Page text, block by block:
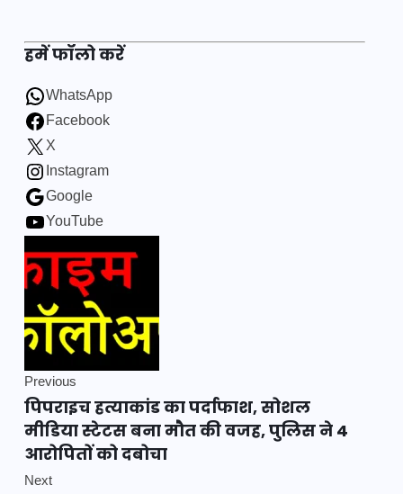
हमें फॉलो करें
WhatsApp
Facebook
X
Instagram
Google
YouTube
Previous
पिपराइच हत्याकांड का पर्दाफाश, सोशल
मीडिया स्टेटस बना मौत की वजह, पुलिस ने 4
आरोपितों को दबोचा
Next